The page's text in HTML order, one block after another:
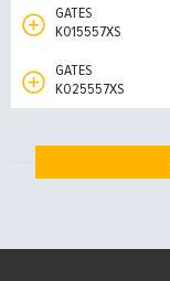
GATES
K015557XS
GATES
K025557XS